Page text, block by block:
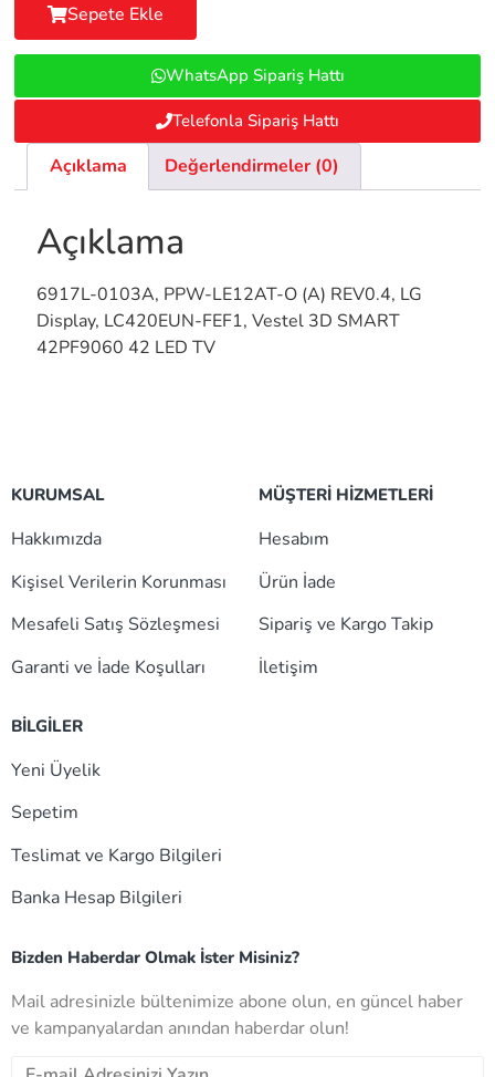
Sepete Ekle
WhatsApp Sipariş Hattı
Telefonla Sipariş Hattı
Açıklama Değerlendirmeler (0)
Açıklama
6917L-0103A, PPW-LE12AT-O (A) REV0.4, LG
Display, LC420EUN-FEF1, Vestel 3D SMART
42PF9060 42 LED TV
KURUMSAL
Hakkımızda
Kişisel Verilerin Korunması
Mesafeli Satış Sözleşmesi
Garanti ve İade Koşulları
MÜŞTERİ HİZMETLERİ
Hesabım
Ürün İade
Sipariş ve Kargo Takip
İletişim
BİLGİLER
Yeni Üyelik
Sepetim
Teslimat ve Kargo Bilgileri
Banka Hesap Bilgileri
Bizden Haberdar Olmak İster Misiniz?
Mail adresinizle bültenimize abone olun, en güncel haber
ve kampanyalardan anından haberdar olun!